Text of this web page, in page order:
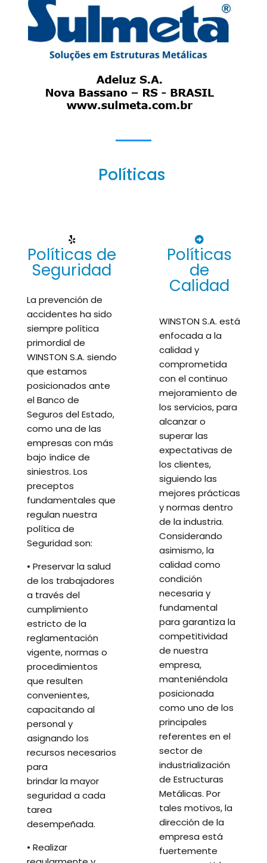
Políticas
Políticas de
Seguridad
La prevención de
accidentes ha sido
siempre política
primordial de
WINSTON S.A. siendo
que estamos
posicionados ante
el Banco de
Seguros del Estado,
como una de las
empresas con más
bajo índice de
siniestros. Los
preceptos
fundamentales que
regulan nuestra
política de
Seguridad son:
• Preservar la salud
de los trabajadores
a través del
cumplimiento
estricto de la
reglamentación
vigente, normas o
procedimientos
que resulten
convenientes,
capacitando al
personal y
asignando los
recursos necesarios
para
brindar la mayor
seguridad a cada
tarea
desempeñada.
• Realizar
Políticas
de
Calidad
WINSTON S.A. está
enfocada a la
calidad y
comprometida
con el continuo
mejoramiento de
los servicios, para
alcanzar o
superar las
expectativas de
los clientes,
siguiendo las
mejores prácticas
y normas dentro
de la industria.
Considerando
asimismo, la
calidad como
condición
necesaria y
fundamental
para garantiza la
competitividad
de nuestra
empresa,
manteniéndola
posicionada
como uno de los
principales
referentes en el
sector de
industrialización
de Estructuras
Metálicas. Por
tales motivos, la
dirección de la
empresa está
fuertemente